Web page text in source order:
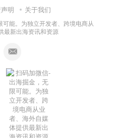
明 关于我们
可能。为独立开发者、跨境电商从
最新出海资讯和资源